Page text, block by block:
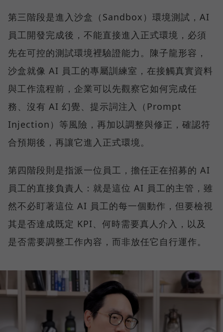
第三階段是進入沙盒（Sandbox）環境測試，AI
員工開發完成後，不能直接進入正式環境，必須
先在可控的測試環境裡驗證能力。陳子龍形容，
沙盒就像 AI 員工的專屬訓練室，在接觸真實資料
與工作流程前，企業可以先觀察它如何完成任
務、沒有 AI 幻覺、提示詞注入（Prompt
Injection）等風險，再加以調整與修正，確認符
合預期後，再讓它進入正式環境。
第四階段則是指派一位員工，擔任正在招募的 AI
員工的直接負責人：就是這位 AI 員工的主管，雖
然不必盯著這位 AI 員工的每一個動作，但要檢視
其是否達成既定 KPI、何時需要真人介入，以及
是否需要調整工作內容，而非放任它自行運作。